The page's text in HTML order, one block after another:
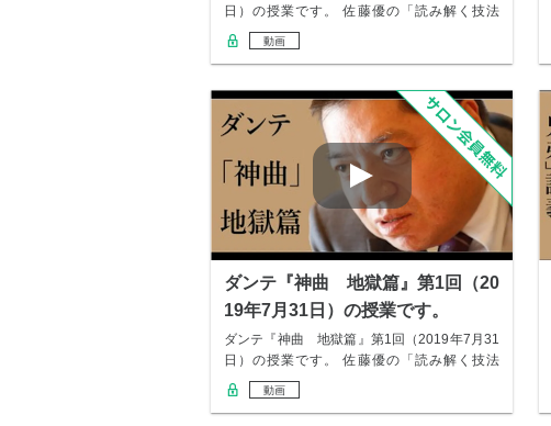
日）の授業です。 佐藤優の「読み解く技法
教…
動画
ダンテ『神曲 地獄篇』第1回（20
19年7月31日）の授業です。
ダンテ『神曲 地獄篇』第1回（2019年7月31
日）の授業です。 佐藤優の「読み解く技法
教…
動画